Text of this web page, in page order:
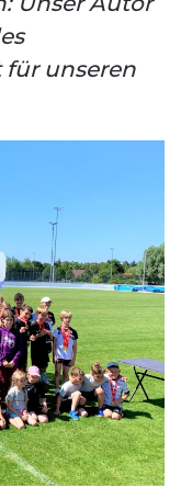
für unseren